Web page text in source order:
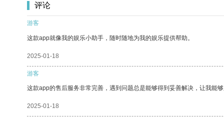
评论
游客
这款app就像我的娱乐小助手，随时随地为我的娱乐提供帮助。
2025-01-18
游客
这款app的售后服务非常完善，遇到问题总是能够得到妥善解决，让我能够
2025-01-18